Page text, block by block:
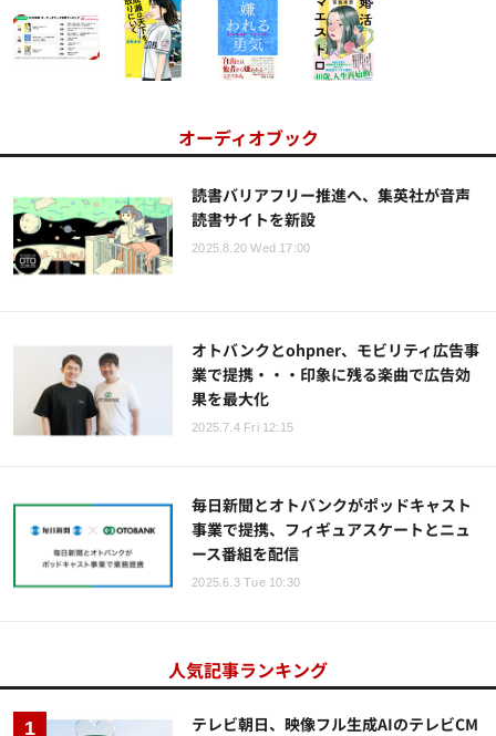
オーディオブック
読書バリアフリー推進へ、集英社が音声
読書サイトを新設
2025.8.20 Wed 17:00
オトバンクとohpner、モビリティ広告事
業で提携・・・印象に残る楽曲で広告効
果を最大化
2025.7.4 Fri 12:15
毎日新聞とオトバンクがポッドキャスト
事業で提携、フィギュアスケートとニュ
ース番組を配信
2025.6.3 Tue 10:30
人気記事ランキング
テレビ朝日、映像フル生成AIのテレビCM